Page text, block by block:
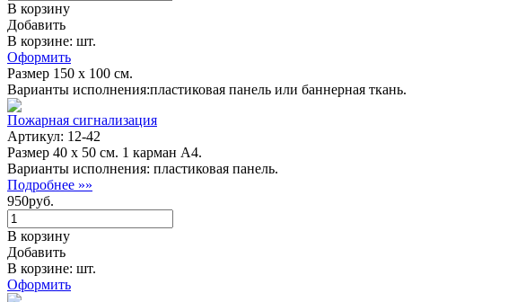
В корзину
Добавить
В корзине: шт.
Оформить
Размер 150 х 100 см.
Варианты исполнения:пластиковая панель или баннерная ткань.
Пожарная сигнализация
Артикул: 12-42
Размер 40 х 50 см. 1 карман А4.
Варианты исполнения: пластиковая панель.
Подробнее »»
950руб.
В корзину
Добавить
В корзине: шт.
Оформить